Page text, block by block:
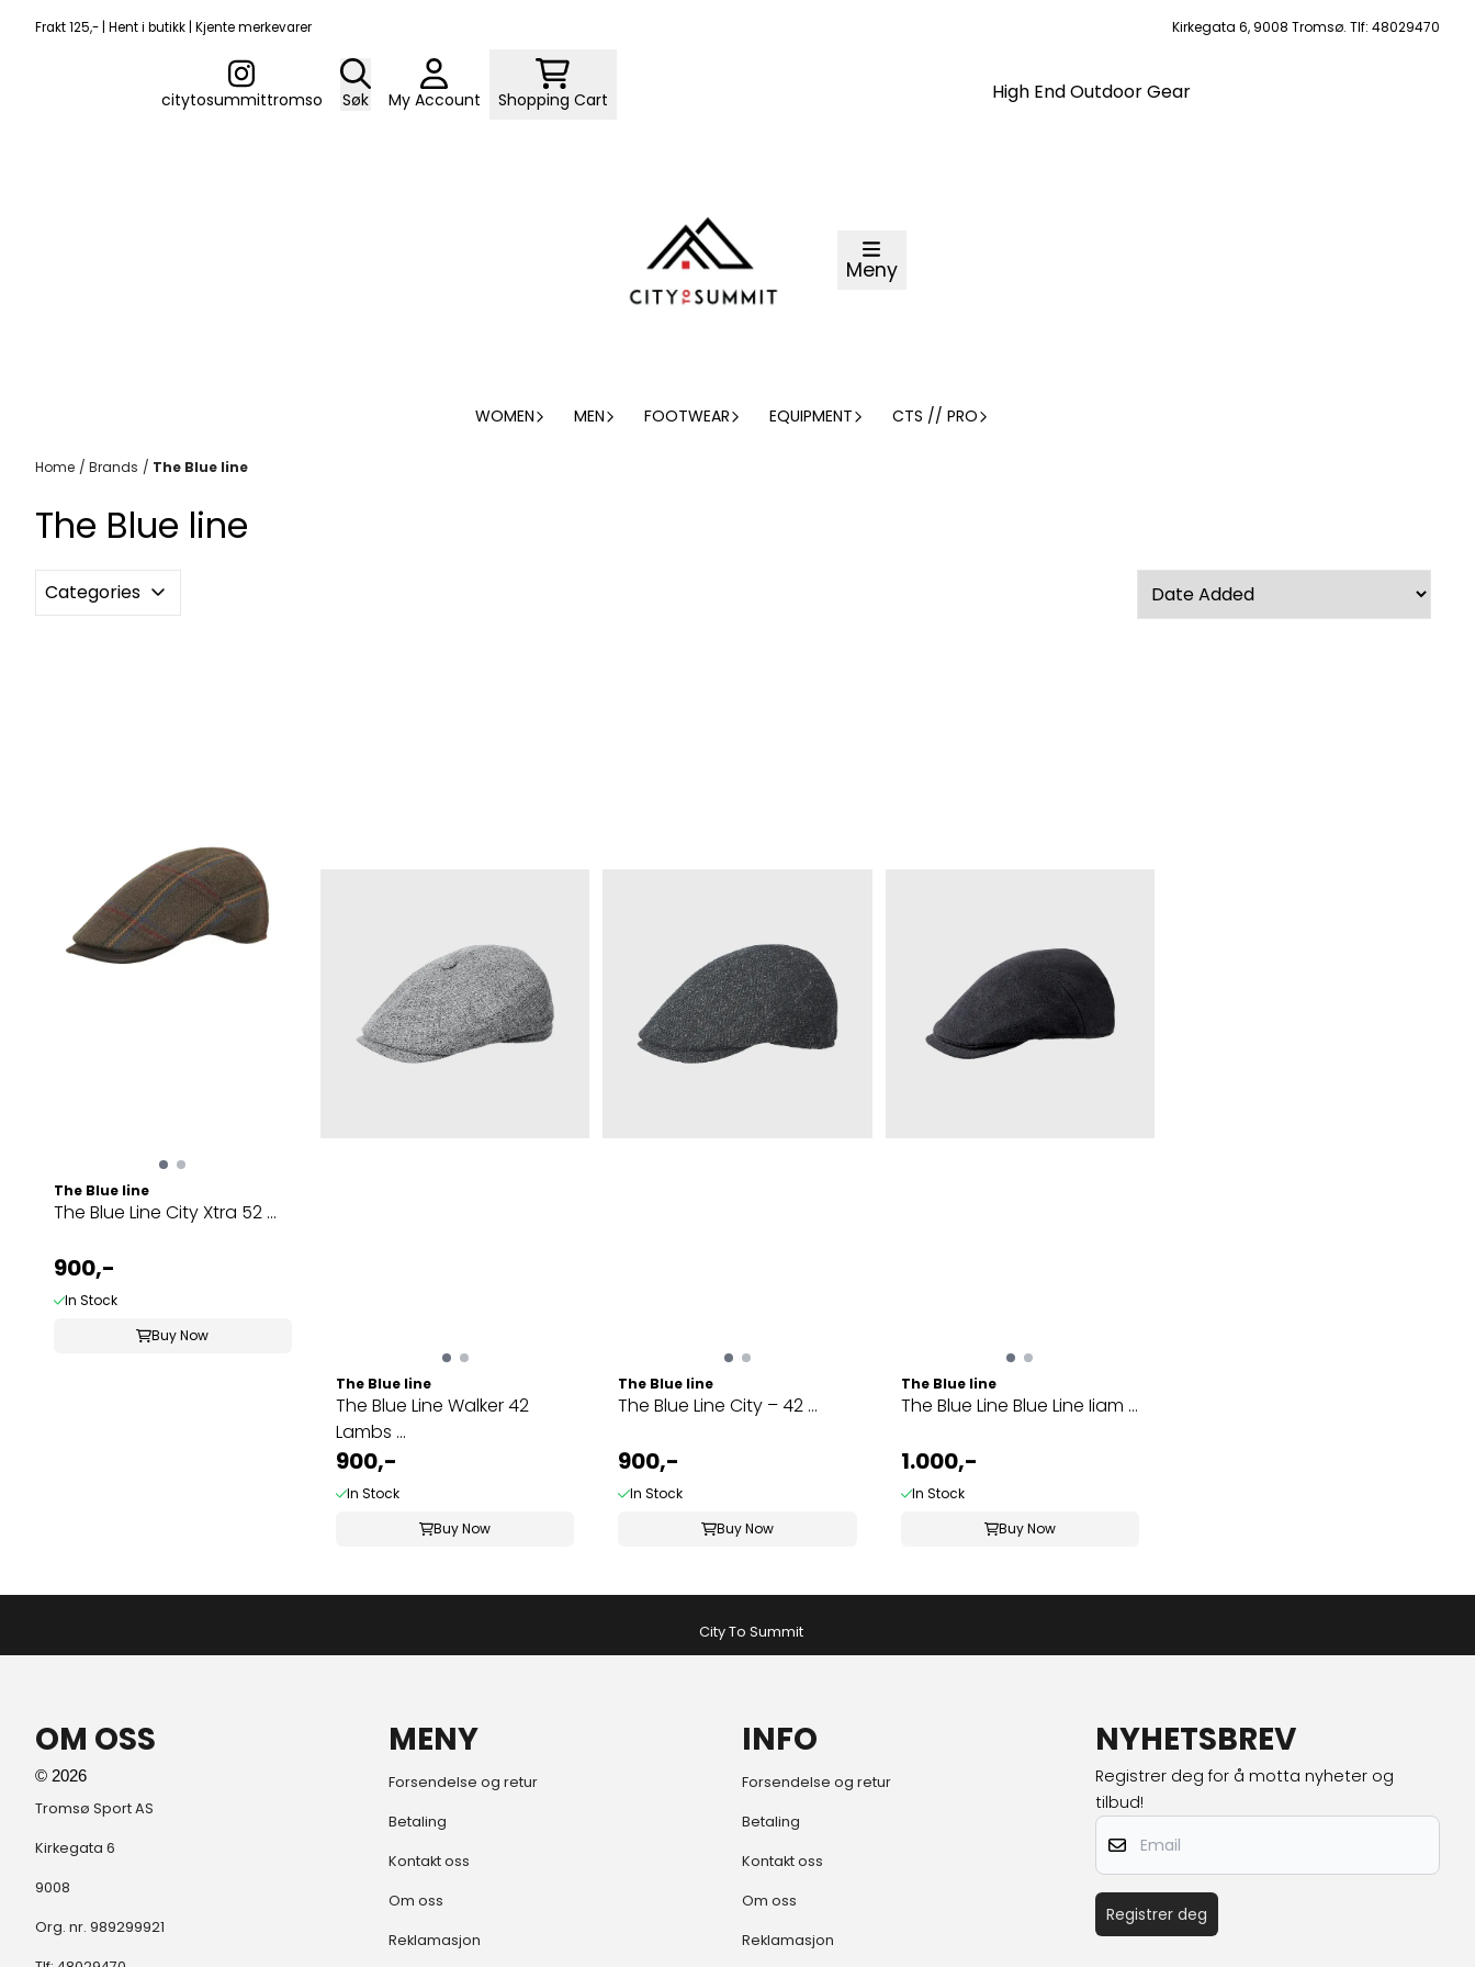
Skip to content
Frakt 125,- | Hent i butikk | Kjente merkevarer Kirkegata 6, 9008 Tromsø. Tlf: 48029470
citytosummittromso Søk My Account Shopping Cart High End Outdoor Gear
Meny
WOMEN MEN FOOTWEAR EQUIPMENT CTS // PRO
Home / Brands / The Blue line
The Blue line
Categories
The Blue line
The Blue Line City Xtra 52 ...
900,-
In Stock
Buy Now
The Blue line
The Blue Line Walker 42
Lambs ...
900,-
In Stock
Buy Now
The Blue line
The Blue Line City – 42 ...
900,-
In Stock
Buy Now
The Blue line
The Blue Line Blue Line Iiam ...
1.000,-
In Stock
Buy Now
City To Summit
OM OSS
© 2026
Tromsø Sport AS
Kirkegata 6
9008
Org. nr. 989299921
MENY
Forsendelse og retur
Betaling
Kontakt oss
Om oss
Reklamasjon
INFO
Forsendelse og retur
Betaling
Kontakt oss
Om oss
Reklamasjon
NYHETSBREV
Registrer deg for å motta nyheter og
tilbud!
Email
Registrer deg